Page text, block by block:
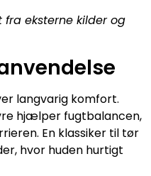
eksterne kilder og
langvarig komfort.
hjælper fugtbalancen,
En klassiker til tør
hvor huden hurtigt